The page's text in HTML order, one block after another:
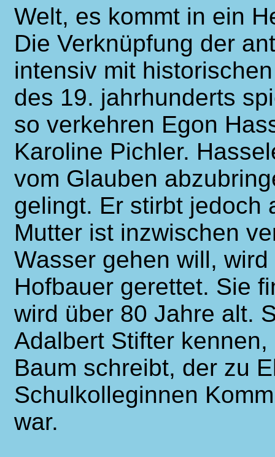
Welt, es kommt in ein
Die Verknüpfung der
intensiv mit
des 19. jahrhunderts
so verkehren Egon
Karoline Pichler.
vom Glauben
gelingt. Er stirbt jedoch
Mutter ist inzwischen
Wasser gehen will,
Hofbauer gerettet. Sie
wird über 80 Jahre alt.
Adalbert Stifter
Baum schreibt, der zu
Schulkolleginnen
war.